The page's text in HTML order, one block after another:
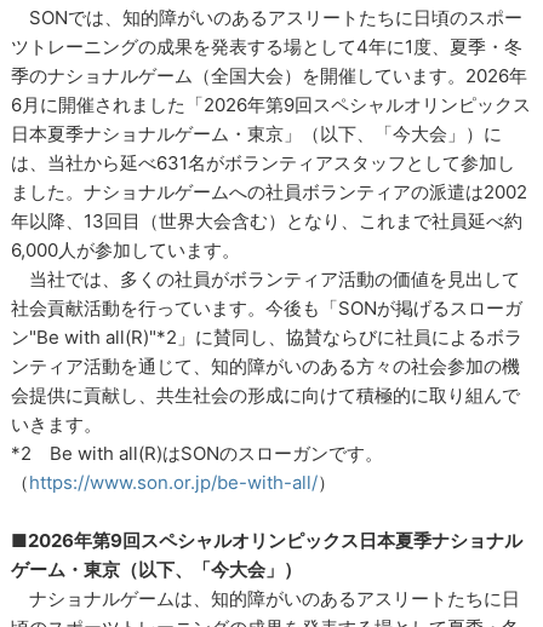
SONでは、知的障がいのあるアスリートたちに日頃のスポー
ツトレーニングの成果を発表する場として4年に1度、夏季・冬
季のナショナルゲーム（全国大会）を開催しています。2026年
6月に開催されました「2026年第9回スペシャルオリンピックス
日本夏季ナショナルゲーム・東京」（以下、「今大会」）に
は、当社から延べ631名がボランティアスタッフとして参加し
ました。ナショナルゲームへの社員ボランティアの派遣は2002
年以降、13回目（世界大会含む）となり、これまで社員延べ約
6,000人が参加しています。
当社では、多くの社員がボランティア活動の価値を見出して
社会貢献活動を行っています。今後も「SONが掲げるスローガ
ン"Be with all(R)"*2」に賛同し、協賛ならびに社員によるボラ
ンティア活動を通じて、知的障がいのある方々の社会参加の機
会提供に貢献し、共生社会の形成に向けて積極的に取り組んで
いきます。
*2 Be with all(R)はSONのスローガンです。
（https://www.son.or.jp/be-with-all/）
■2026年第9回スペシャルオリンピックス日本夏季ナショナル
ゲーム・東京（以下、「今大会」）
ナショナルゲームは、知的障がいのあるアスリートたちに日